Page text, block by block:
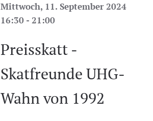
Mittwoch, 11. September 2024
16:30 - 21:00
Preisskatt -
Skatfreunde UHG-
Wahn von 1992